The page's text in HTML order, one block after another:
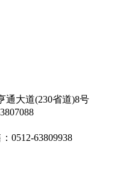
通大道(230省道)8号
0512-63809938